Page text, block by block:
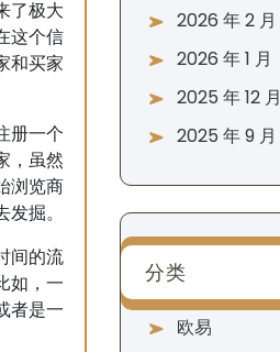
了极大
这个信
和买家
册一个
，虽然
浏览商
掘。
间的流
如，一
者是一
2026 年 2 月
2026 年 1 月
2025 年 12 月
2025 年 9 月
分类
欧易